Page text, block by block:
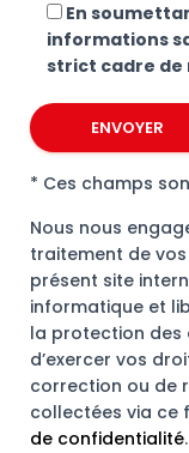
En
informations
strict cadre de
* Ces champs
Nous nous
traitement de
présent site
informatique et
la protection des
d’exercer vos
correction ou de
collectées via ce
de confidentialité.